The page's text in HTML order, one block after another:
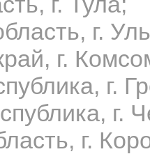
г.
г.
г.
г.
г.